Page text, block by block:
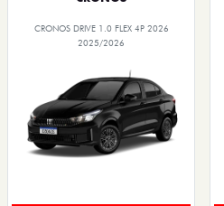
CRONOS DRIVE 1.0 FLEX 4P 2026
2025/2026